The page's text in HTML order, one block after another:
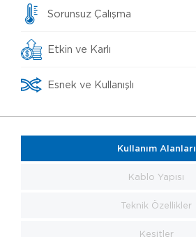
Sorunsuz Çalışma
Etkin ve Karlı
Esnek ve Kullanışlı
Kullanım Alanları
Kablo Yapısı
Teknik Özellikler
Kesitler